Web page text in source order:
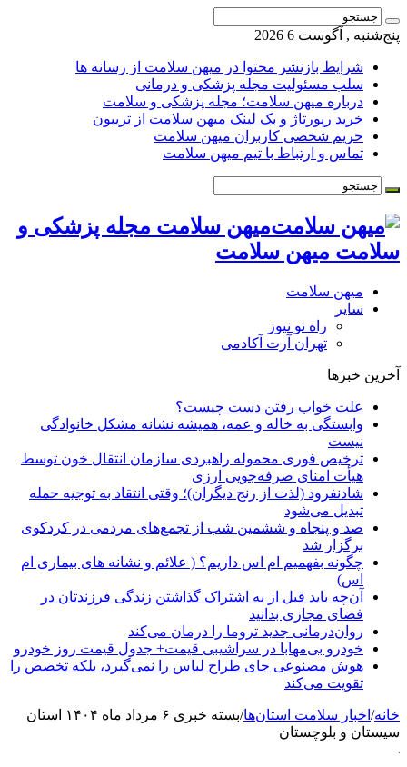
پنج‌شنبه , آگوست 6 2026
شرایط بازنشر محتوا در میهن سلامت از رسانه ها
سلب مسئولیت مجله پزشکی و درمانی
درباره میهن سلامت؛ مجله پزشکی و سلامت
خرید رپورتاژ و بک لینک میهن سلامت از تریبون
حریم شخصی کاربران میهن سلامت
تماس و ارتباط با تیم میهن سلامت
میهن سلامت مجله پزشکی و
سلامت میهن سلامت
میهن سلامت
سایر
راه نو نیوز
تهران آرت آکادمی
آخرین خبرها
علت خواب رفتن دست چیست؟
وابستگی به خاله و عمه، همیشه نشانه مشکل خانوادگی
نیست
ترخیص فوری محموله راهبردی سازمان انتقال خون توسط
هیأت امنای صرفه‌جویی ارزی
شادنفرود (لذت از رنج دیگران)؛ وقتی انتقاد به توجیه حمله
تبدیل می‌شود
صد و پنجاه‌ و ششمین شب از تجمع‌های مردمی در کردکوی
برگزار شد
چگونه بفهمیم ام اس داریم؟ ( علائم و نشانه های بیماری ام
اس)
آن‌چه باید قبل از به اشتراک گذاشتن زندگی فرزندتان در
فضای مجازی بدانید
روان‌درمانی جدید تروما را درمان می‌کند
خودرو بی‌مهابا در سراشیبی قیمت+ جدول قیمت روز خودرو
هوش مصنوعی جای طراح لباس را نمی‌گیرد، بلکه تخصص را
تقویت می‌کند
خانه/ اخبار سلامت استان‌ها/
بسته خبری ۶ مرداد ماه ۱۴۰۴ استان
سیستان و بلوچستان